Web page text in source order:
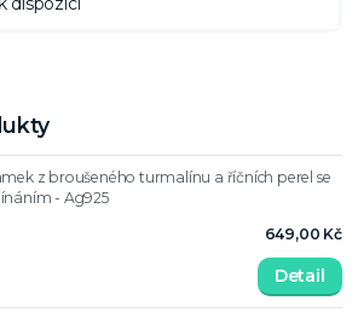
z broušeného turmalínu a říčních perel se
- Ag925
649,00 Kč
Detail